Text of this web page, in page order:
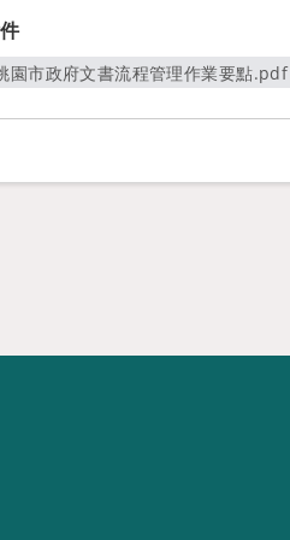
園市政府文書流程管理作業要點.pdf